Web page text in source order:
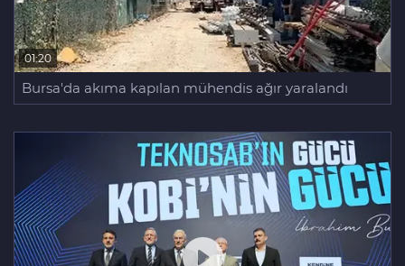
01:20
Bursa'da akıma kapılan mühendis ağır yaralandı